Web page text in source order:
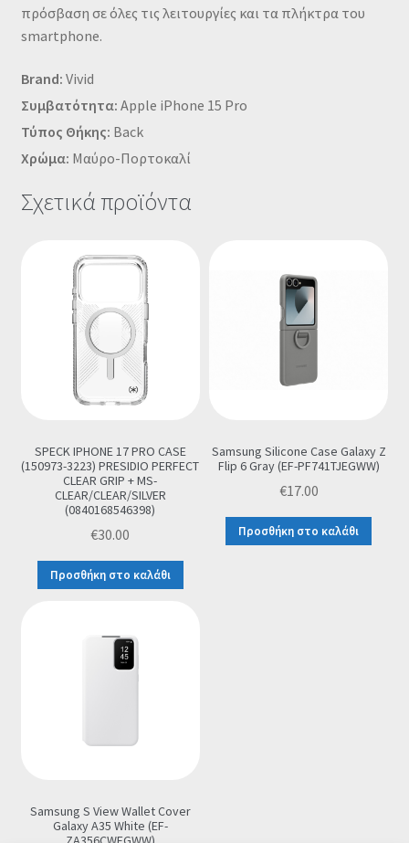
πρόσβαση σε όλες τις λειτουργίες και τα πλήκτρα του
smartphone.
Brand: Vivid
Συμβατότητα: Apple iPhone 15 Pro
Τύπος Θήκης: Back
Χρώμα: Μαύρο-Πορτοκαλί
Σχετικά προϊόντα
SPECK IPHONE 17 PRO CASE
(150973-3223) PRESIDIO PERFECT
CLEAR GRIP + MS-
CLEAR/CLEAR/SILVER
(0840168546398)
€30.00
Προσθήκη στο καλάθι
Samsung Silicone Case Galaxy Z
Flip 6 Gray (EF-PF741TJEGWW)
€17.00
Προσθήκη στο καλάθι
Samsung S View Wallet Cover
Galaxy A35 White (EF-